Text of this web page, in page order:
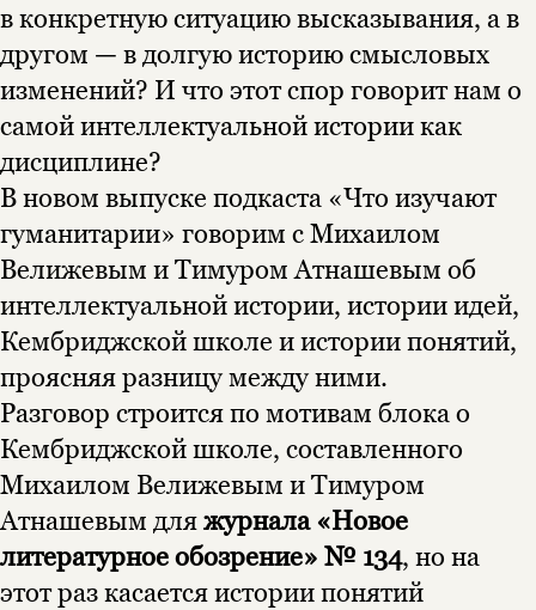
в конкретную ситуацию высказывания, а в
другом — в долгую историю смысловых
изменений? И что этот спор говорит нам о
самой интеллектуальной истории как
дисциплине?
В новом выпуске подкаста «Что изучают
гуманитарии» говорим с Михаилом
Велижевым и Тимуром Атнашевым об
интеллектуальной истории, истории идей,
Кембриджской школе и истории понятий,
проясняя разницу между ними.
Разговор строится по мотивам блока о
Кембриджской школе, составленного
Михаилом Велижевым и Тимуром
Атнашевым дляжурнала «Новое
литературное обозрение» № 134, но на
этот раз касается истории понятий